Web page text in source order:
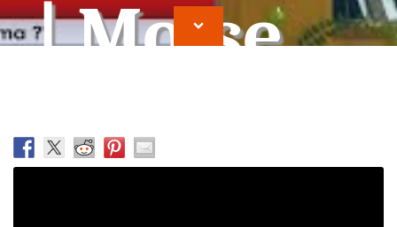
| Moise
Vrajitor